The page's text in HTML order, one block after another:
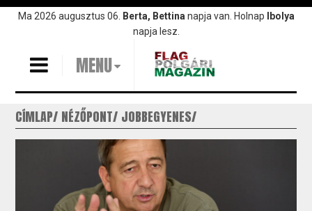
UgrásMa 2026 augusztus 06. Berta, Bettina napja van. Holnap
Ibolya
napja lesz.
MENU
CÍMLAP NÉZŐPONT JOBBEGYENES